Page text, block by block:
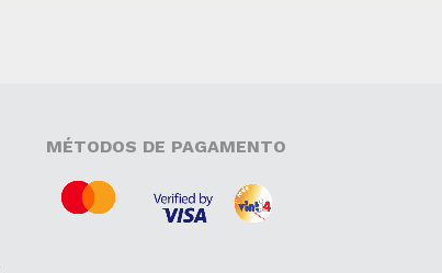
MÉTODOS DE PAGAMENTO